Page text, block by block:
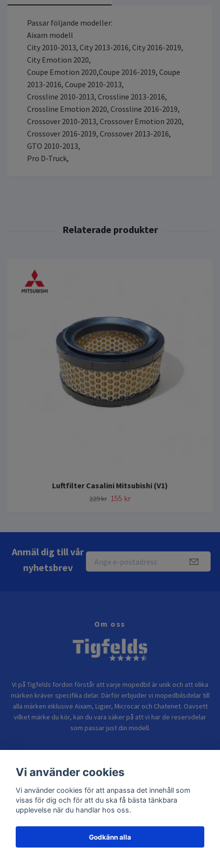
Passar följande modeller:
Aixam modell
City 2010-2013, City 2013-2016, City 2016-2019,
City Emotion 2020,
Coupe Emotion 2020,Coupe 2016-2019, Coupe
2013-2016, Coupe 2010-2013,
Crossline 2010-2013, Crossline 2013-2016,
Crossline Emotion 2020, Crossline 2016-2019,
Crossover 2010-2013, Crossover Emotion 2020,
Crossover 2016-2019, Crossover 2013-2016,
GTO 2010-2013,
Pro D-Truck,
Luftfilter Casalini Mitsubishi (V1)
229 kr 155 kr
Anmäl dig till vår
nyhetsbrev
Om oss
Vi på Tigfelds fordon förstår att varje mopedbil är unik och att olika
märken kräver specifika delar. Därför erbjuder vi mopedbilsdelar till
alla märken inklusive Aixam, Ligier, Microcar och Chatenet. Oavsett
vilket märke du kör, kan du vara säker på att vi har de reservdelar
som passar just din modell.
Sidor
Vi använder cookies
Vi använder cookies för att anpassa det innehåll som
visas för dig och för att du ska få bästa tänkbara
upplevelse när du handlar hos oss.
Godkänn alla